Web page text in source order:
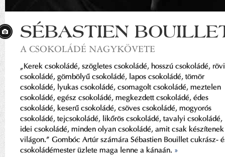
SÉBASTIEN
A CSOKOLÁDÉ NAGYKÖVETE
„Kerek csokoládé, szögletes csokoládé, hosszú csokoládé,
csokoládé, gömbölyű csokoládé, lapos csokoládé, tömör
csokoládé, lyukas csokoládé, csomagolt csokoládé, meztelen
csokoládé, egész csokoládé, megkezdett csokoládé, édes
csokoládé, keserű csokoládé, csöves csokoládé, mogyorós
csokoládé, tejcsokoládé, likőrös csokoládé, tavalyi csokoládé,
idei csokoládé, minden olyan csokoládé, amit csak
világon.” Gombóc Artúr számára Sébastien Bouillet cukrász-
csokoládémester üzlete maga lenne a kánaán. »